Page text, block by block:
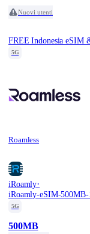
Nuovi utenti
FREE Indonesia eSIM
5G
Roamless
iRoamly·
iRoamly-eSIM-
5G
500MB